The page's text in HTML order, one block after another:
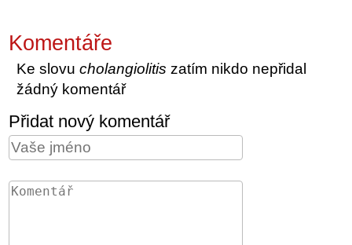
Komentáře
Ke slovucholangiolitis zatím nikdo nepřidal
žádný komentář
Přidat nový komentář